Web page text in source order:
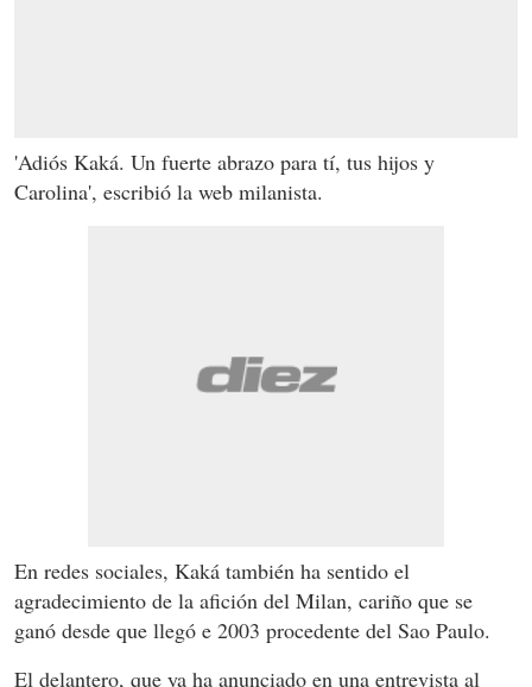
'Adiós Kaká. Un fuerte abrazo para tí, tus hijos y
Carolina', escribió la web milanista.
En redes sociales, Kaká también ha sentido el
agradecimiento de la afición del Milan, cariño que se
ganó desde que llegó e 2003 procedente del Sao Paulo.
El delantero, que ya ha anunciado en una entrevista al